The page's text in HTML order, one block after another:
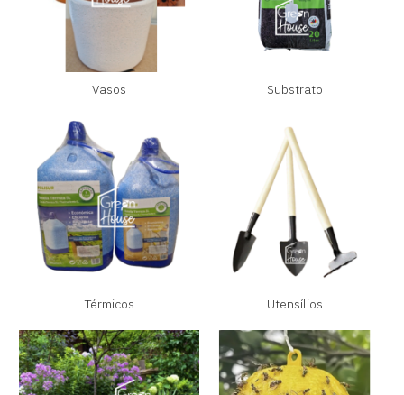
Vasos Substrato
Térmicos Utensílios